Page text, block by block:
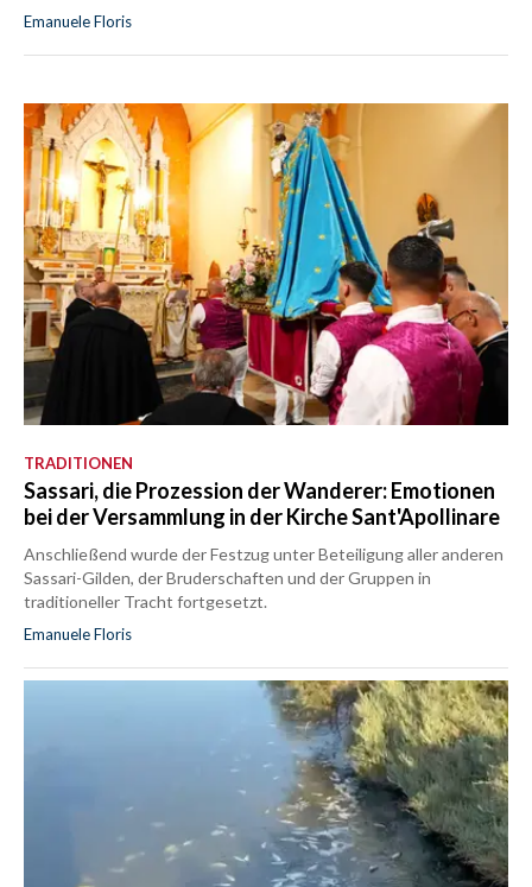
Emanuele Floris
TRADITIONEN
Sassari, die Prozession der Wanderer: Emotionen
bei der Versammlung in der Kirche Sant'Apollinare
Anschließend wurde der Festzug unter Beteiligung aller anderen
Sassari-Gilden, der Bruderschaften und der Gruppen in
traditioneller Tracht fortgesetzt.
Emanuele Floris